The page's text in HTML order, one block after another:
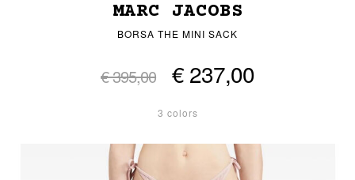
MARC JACOBS
BORSA THE MINI SACK
€ 395,00 € 237,00
3 colors